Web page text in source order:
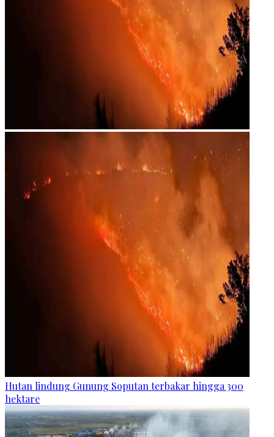
Hutan lindung Gunung Soputan terbakar hingga 300
hektare